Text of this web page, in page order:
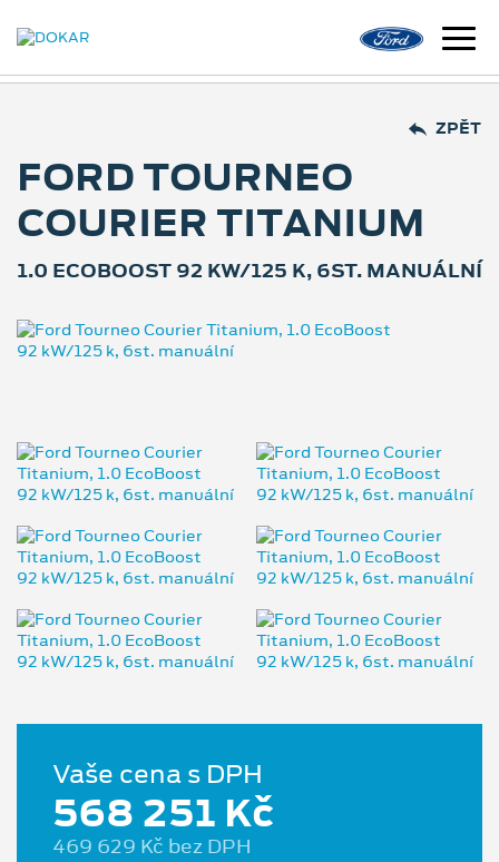
ZPĚT
FORD TOURNEO
COURIER TITANIUM
1.0 ECOBOOST 92 KW/125 K, 6ST. MANUÁLNÍ
Vaše cena s DPH
568 251 Kč
469 629 Kč bez DPH